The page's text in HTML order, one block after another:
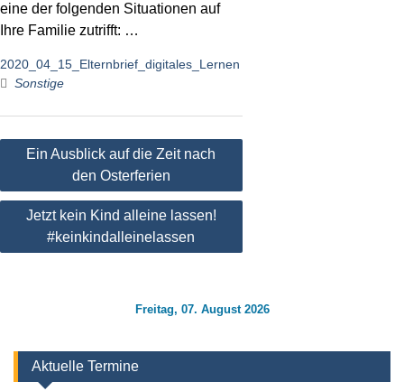
eine der folgenden Situationen auf
Ihre Familie zutrifft: …
2020_04_15_Elternbrief_digitales_Lernen
Sonstige
Beitragsnavigation
Ein Ausblick auf die Zeit nach
den Osterferien
Jetzt kein Kind alleine lassen!
#keinkindalleinelassen
Freitag, 07. August 2026
Aktuelle Termine